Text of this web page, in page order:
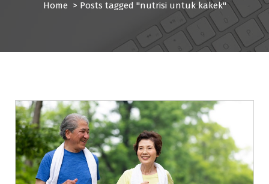
Home > Posts tagged "nutrisi untuk kakek"